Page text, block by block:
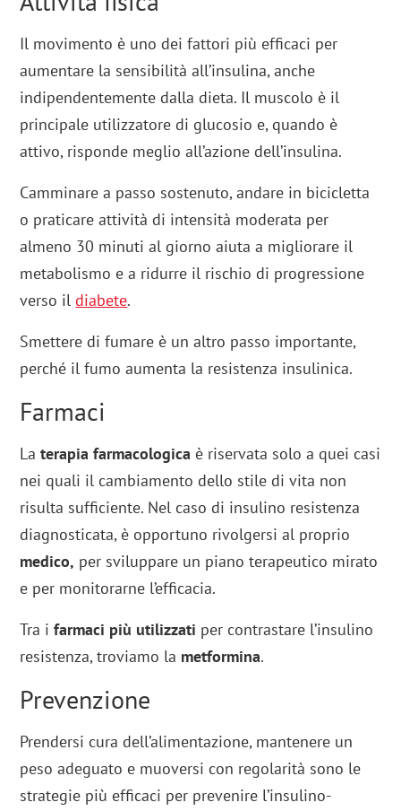
Il movimento è uno dei fattori più efficaci per
aumentare la sensibilità all’insulina, anche
indipendentemente dalla dieta. Il muscolo è il
principale utilizzatore di glucosio e, quando è
attivo, risponde meglio all’azione dell’insulina.
Camminare a passo sostenuto, andare in bicicletta
o praticare attività di intensità moderata per
almeno 30 minuti al giorno aiuta a migliorare il
metabolismo e a ridurre il rischio di progressione
verso ildiabete.
Smettere di fumare è un altro passo importante,
perché il fumo aumenta la resistenza insulinica.
Farmaci
Laterapia farmacologica è riservata solo a quei casi
nei quali il cambiamento dello stile di vita non
risulta sufficiente. Nel caso di insulino resistenza
diagnosticata, è opportuno rivolgersi al proprio
medico, per sviluppare un piano terapeutico mirato
e per monitorarne l’efficacia.
Tra ifarmaci più utilizzati per contrastare l’insulino
resistenza, troviamo la metformina.
Prevenzione
Prendersi cura dell’alimentazione, mantenere un
peso adeguato e muoversi con regolarità sono le
strategie più efficaci per prevenire l’insulino-